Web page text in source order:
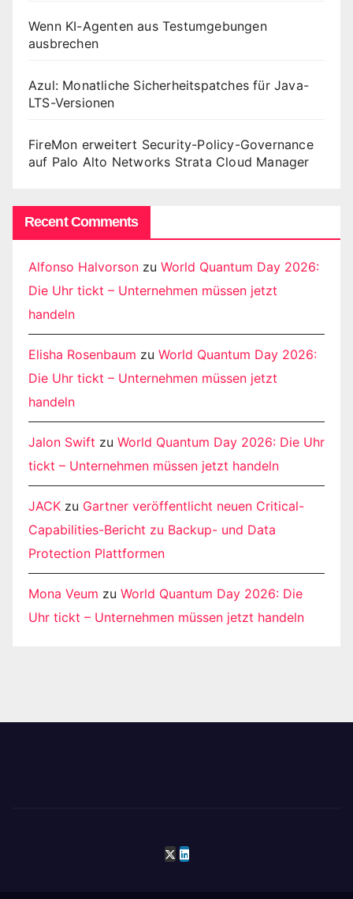
Wenn KI-Agenten aus Testumgebungen
ausbrechen
Azul: Monatliche Sicherheitspatches für Java-
LTS-Versionen
FireMon erweitert Security-Policy-Governance
auf Palo Alto Networks Strata Cloud Manager
Recent Comments
Alfonso Halvorson zu World Quantum Day 2026:
Die Uhr tickt – Unternehmen müssen jetzt
handeln
Elisha Rosenbaum zu World Quantum Day 2026:
Die Uhr tickt – Unternehmen müssen jetzt
handeln
Jalon Swift zu World Quantum Day 2026: Die Uhr
tickt – Unternehmen müssen jetzt handeln
JACK zu Gartner veröffentlicht neuen Critical-
Capabilities-Bericht zu Backup- und Data
Protection Plattformen
Mona Veum zu World Quantum Day 2026: Die
Uhr tickt – Unternehmen müssen jetzt handeln